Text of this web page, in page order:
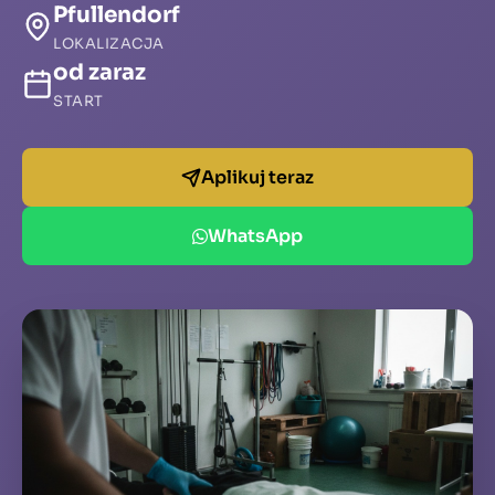
Pfullendorf
LOKALIZACJA
od zaraz
START
Aplikuj teraz
WhatsApp